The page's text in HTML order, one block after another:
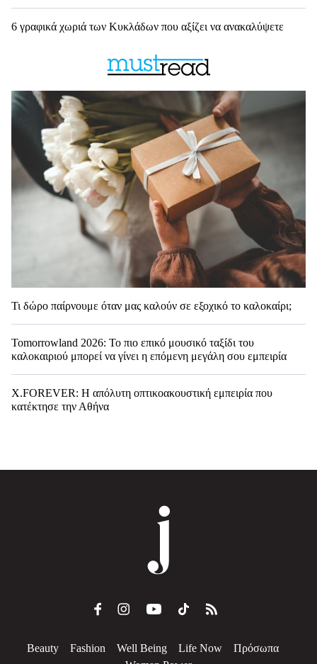
6 γραφικά χωριά των Κυκλάδων που αξίζει να ανακαλύψετε
Τι δώρο παίρνουμε όταν μας καλούν σε εξοχικό το καλοκαίρι;
Tomorrowland 2026: Το πιο επικό μουσικό ταξίδι του
καλοκαιριού μπορεί να γίνει η επόμενη μεγάλη σου εμπειρία
X.FOREVER: Η απόλυτη οπτικοακουστική εμπειρία που
κατέκτησε την Αθήνα
Beauty Fashion Well Being Life Now
Πρόσωπα